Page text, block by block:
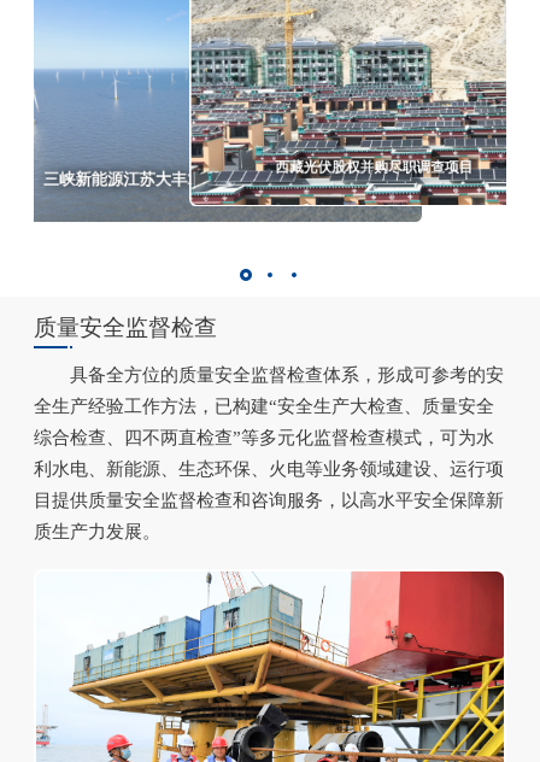
搜索
九江市中心城区水环境系统综合治理二期项目技术经济投
新能源江苏大丰300MW海上风电项目后评价
西藏光伏股权并购尽职调查项目
九江市中心城区水环境系统综合治理二期项目技
资评审
三峡新能源江苏大丰300MW海上风电项目后评价
质量安全监督检查
具备全方位的质量安全监督检查体系，形成可参考的安
全生产经验工作方法，已构建“安全生产大检查、质量安全
综合检查、四不两直检查”等多元化监督检查模式，可为水
利水电、新能源、生态环保、火电等业务领域建设、运行项
目提供质量安全监督检查和咨询服务，以高水平安全保障新
质生产力发展。